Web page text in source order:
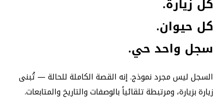
كل حيوان.
سجل واحد حي.
السجل ليس مجرد نموذج. إنه القصة الكاملة للحالة — تُبنى
زيارة بزيارة، ومرتبطة تلقائياً بالوصفات والتاريخ والمتابعات.